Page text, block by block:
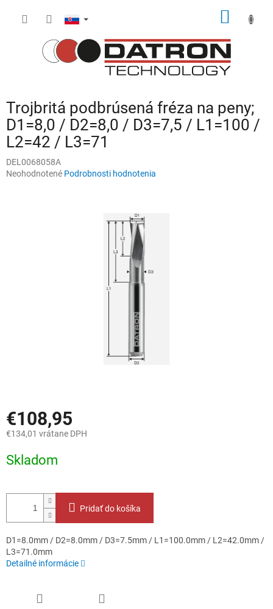
Trojbritá podbrúsená fréza na peny;
D1=8,0 / D2=8,0 / D3=7,5 / L1=100 /
L2=42 / L3=71
DEL0068058A
Priemerné
Neohodnotené Podrobnosti hodnotenia
€108,95
€134,01 vrátane DPH
cena:
Skladom
Pridať do košíka
D1=8.0mm / D2=8.0mm / D3=7.5mm / L1=100.0mm / L2=42.0mm /
L3=71.0mm
Detailné informácie